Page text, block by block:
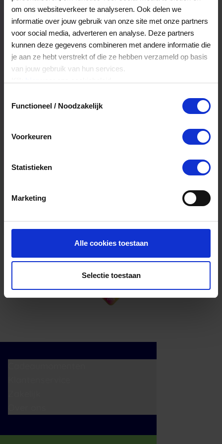
om ons websiteverkeer te analyseren. Ook delen we
informatie over jouw gebruik van onze site met onze partners
voor social media, adverteren en analyse. Deze partners
kunnen deze gegevens combineren met andere informatie die
je aan ze hebt verstrekt of die ze hebben verzameld op basis
van jouw gebruik van hun services.
Functioneel / Noodzakelijk
Voorkeuren
Statistieken
Marketing
Alle cookies toestaan
Selectie toestaan
Veelgestelde Vragen
Kan ik het saldo in delen besteden?
Ja, je mag het saldo van je VVV
cadeaukaart in delen uitgeven.
Hoelang blijft mijn saldo geldig?
Het volledige saldo op de VVV cadeaukaart
is minimaal drie jaar geldig.
Ja, je mag het saldo van je VVV
cadeaukaart in delen uitgeven.